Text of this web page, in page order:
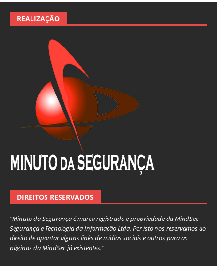
REALIZAÇÃO
DIREITOS RESERVADOS
“Minuto da Segurança é marca registrada e propriedade da MindSec
Segurança e Tecnologia da Informação Ltda. Por isto nos reservamos ao
direito de apontar alguns links de mídias sociais e outros para as
páginas da MindSec já existentes.”